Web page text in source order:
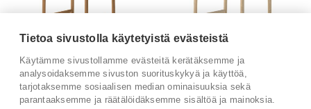
Griante 3805 tuoli käsinojin
1 209 € (alv 0%)
Saatavilla myös muita vaihtoehtoja.
Griante 3795 tuoli käsinojin
1 209 € (alv 0%)
Tietoa sivustolla käytetyistä evästeistä
Käytämme sivustollamme evästeitä kerätäksemme ja
analysoidaksemme sivuston suorituskykyä ja käyttöä,
tarjotaksemme sosiaalisen median ominaisuuksia sekä
parantaaksemme ja räätälöidäksemme sisältöä ja mainoksia.